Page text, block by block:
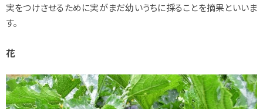
実をつけさせるために実がまだ幼いうちに採ることを摘果といいま
す。
花